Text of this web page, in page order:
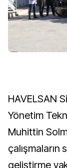
HAVELSAN
Yönetim
Muhittin
çalışmaların
geliştirme